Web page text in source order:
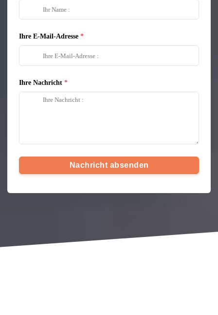
Ihre E-Mail-Adresse
Ihre Nachricht
Nachricht absenden